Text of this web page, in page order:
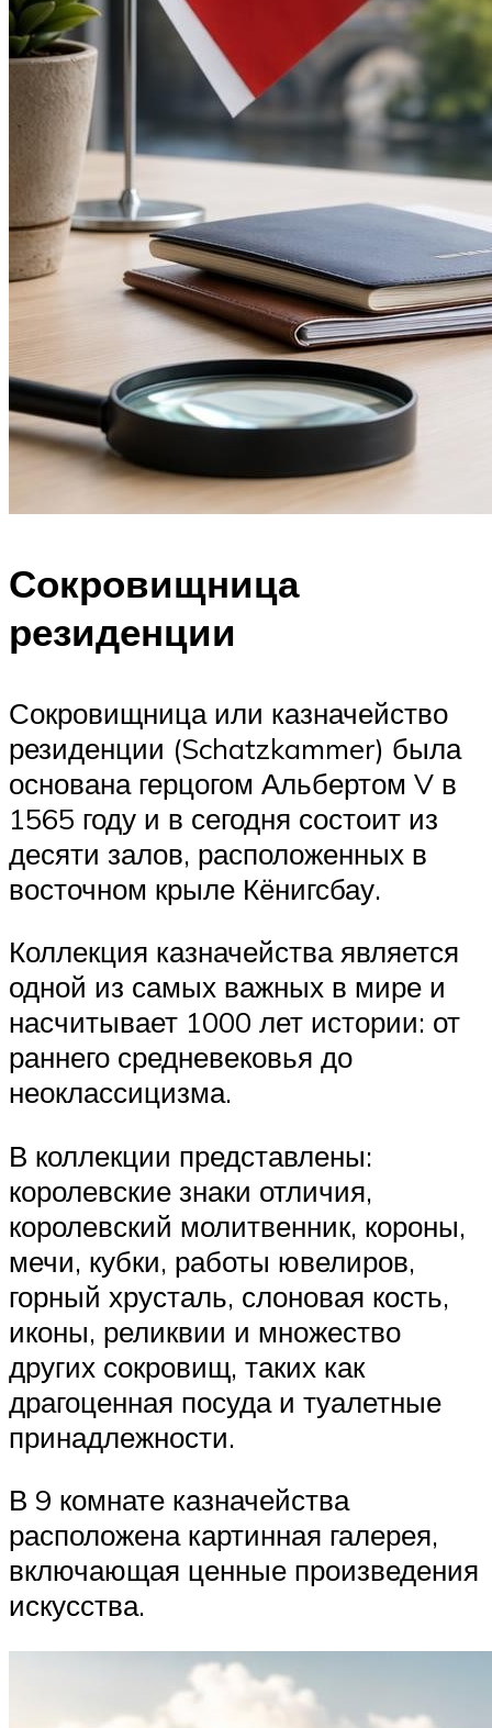
Сокровищница
резиденции
Сокровищница или казначейство
резиденции (Schatzkammer) была
основана герцогом Альбертом V в
1565 году и в сегодня состоит из
десяти залов, расположенных в
восточном крыле Кёнигсбау.
Коллекция казначейства является
одной из самых важных в мире и
насчитывает 1000 лет истории: от
раннего средневековья до
неоклассицизма.
В коллекции представлены:
королевские знаки отличия,
королевский молитвенник, короны,
мечи, кубки, работы ювелиров,
горный хрусталь, слоновая кость,
иконы, реликвии и множество
других сокровищ, таких как
драгоценная посуда и туалетные
принадлежности.
В 9 комнате казначейства
расположена картинная галерея,
включающая ценные произведения
искусства.